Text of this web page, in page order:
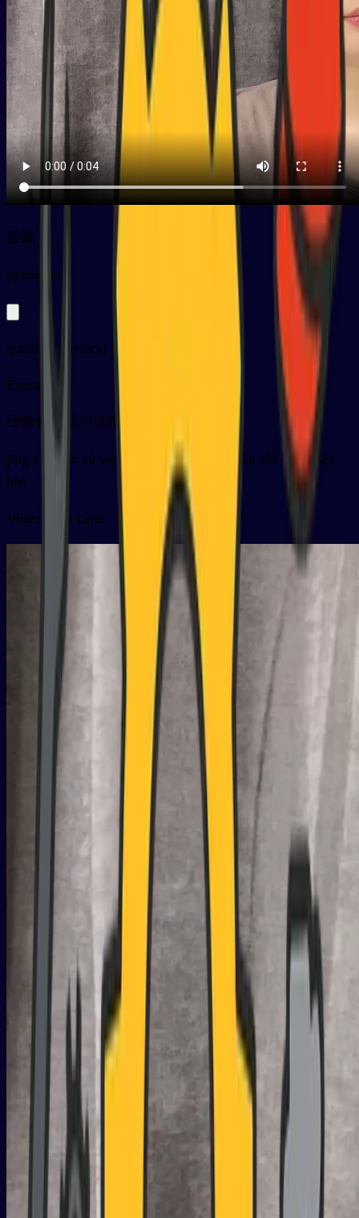
质量
pyzhìliàng
quality, (physics) mass
Exemples
经验告诉我们这种材料质量很好
jīng yàn gào sù wǒ mén zhè zhǒng cái liào zhì liàng hěn
hǎo
Vidéo de la carte